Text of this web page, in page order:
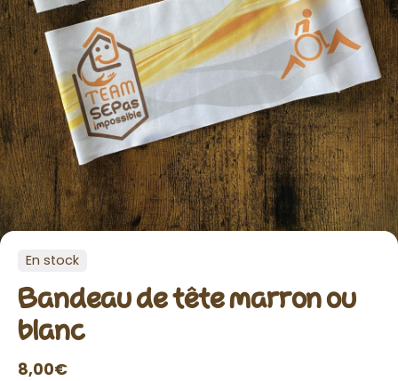
En stock
Bandeau de tête marron ou
blanc
8,00€